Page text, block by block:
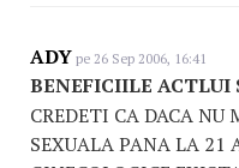
ADY pe 26 Sep 2006, 16:41
BENEFICIILE ACTLUI
CREDETI CA DACA
SEXUALA PANA LA 21